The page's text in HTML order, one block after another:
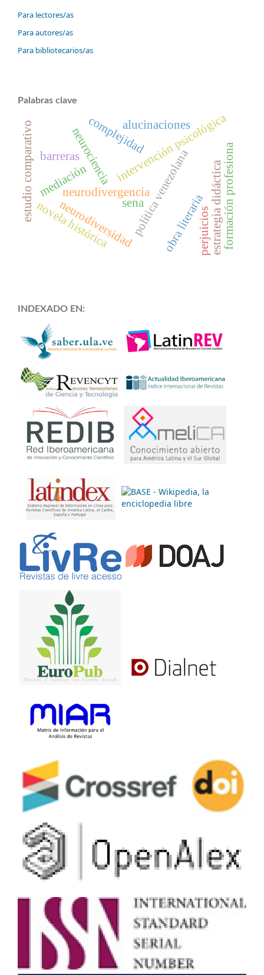
Para lectores/as
Para autores/as
Para bibliotecarios/as
Palabras clave
intervención psicológica
política venezolana
neurodivergencia
neurodiversidad
neurociencia
mediación estrategia didáctica
novela histórica obra literaria
complejidad
formación profesiona
sena
alucinaciones
barreras
estudio comparativo
perjuicios
INDEXADO EN: